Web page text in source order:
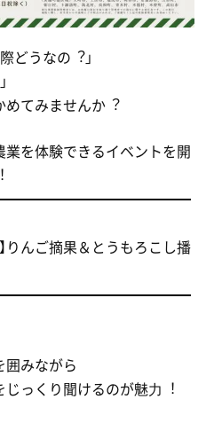
どうなの︖」
めてみませんか︖
を体験できるイベントを開
りんご摘果＆とうもろこし播
囲みながら
っくり聞けるのが魅⼒︕